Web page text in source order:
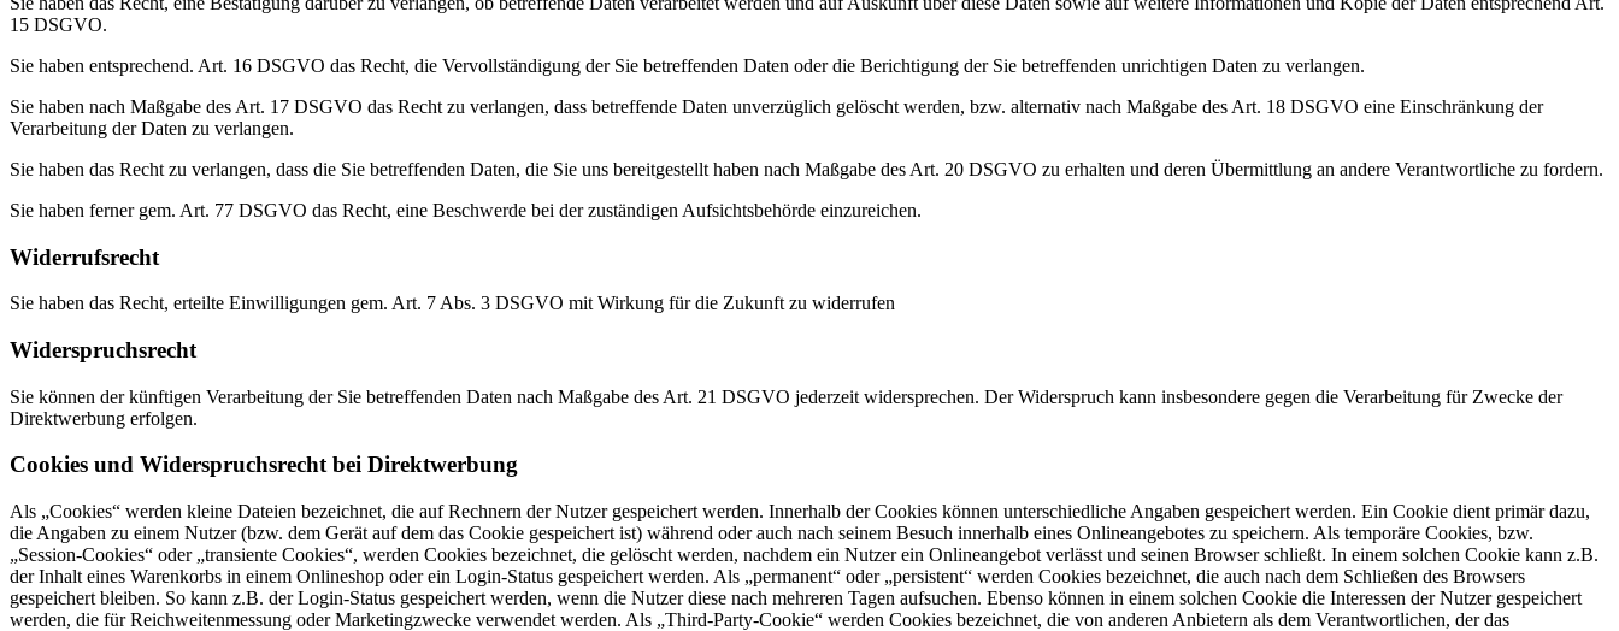
15 DSGVO.
Sie haben entsprechend. Art. 16 DSGVO das Recht, die Vervollständigung der Sie betreffenden Daten oder die Berichtigung der Sie betreffenden unrichtigen Daten zu verlangen.
Sie haben nach Maßgabe des Art. 17 DSGVO das Recht zu verlangen, dass betreffende Daten unverzüglich gelöscht werden, bzw. alternativ nach Maßgabe des Art. 18 DSGVO eine Einschränkung der
Verarbeitung der Daten zu verlangen.
Sie haben das Recht zu verlangen, dass die Sie betreffenden Daten, die Sie uns bereitgestellt haben nach Maßgabe des Art. 20 DSGVO zu erhalten und deren Übermittlung an andere Verantwortliche zu fordern.
Sie haben ferner gem. Art. 77 DSGVO das Recht, eine Beschwerde bei der zuständigen Aufsichtsbehörde einzureichen.
Widerrufsrecht
Sie haben das Recht, erteilte Einwilligungen gem. Art. 7 Abs. 3 DSGVO mit Wirkung für die Zukunft zu widerrufen
Widerspruchsrecht
Sie können der künftigen Verarbeitung der Sie betreffenden Daten nach Maßgabe des Art. 21 DSGVO jederzeit widersprechen. Der Widerspruch kann insbesondere gegen die Verarbeitung für Zwecke der
Direktwerbung erfolgen.
Cookies und Widerspruchsrecht bei Direktwerbung
Als „Cookies“ werden kleine Dateien bezeichnet, die auf Rechnern der Nutzer gespeichert werden. Innerhalb der Cookies können unterschiedliche Angaben gespeichert werden. Ein Cookie dient primär dazu,
die Angaben zu einem Nutzer (bzw. dem Gerät auf dem das Cookie gespeichert ist) während oder auch nach seinem Besuch innerhalb eines Onlineangebotes zu speichern. Als temporäre Cookies, bzw.
„Session-Cookies“ oder „transiente Cookies“, werden Cookies bezeichnet, die gelöscht werden, nachdem ein Nutzer ein Onlineangebot verlässt und seinen Browser schließt. In einem solchen Cookie kann z.B.
der Inhalt eines Warenkorbs in einem Onlineshop oder ein Login-Status gespeichert werden. Als „permanent“ oder „persistent“ werden Cookies bezeichnet, die auch nach dem Schließen des Browsers
gespeichert bleiben. So kann z.B. der Login-Status gespeichert werden, wenn die Nutzer diese nach mehreren Tagen aufsuchen. Ebenso können in einem solchen Cookie die Interessen der Nutzer gespeichert
werden, die für Reichweitenmessung oder Marketingzwecke verwendet werden. Als „Third-Party-Cookie“ werden Cookies bezeichnet, die von anderen Anbietern als dem Verantwortlichen, der das